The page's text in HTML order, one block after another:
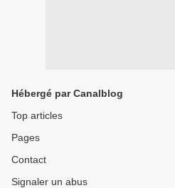
Hébergé par Canalblog
Top articles
Pages
Contact
Signaler un abus